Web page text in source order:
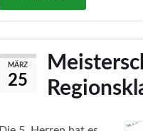
MÄRZ
25